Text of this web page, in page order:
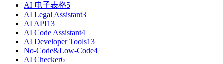
AI 电子表格5
AI Legal Assistant3
AI API13
AI Code Assistant4
AI Developer Tools13
No-Code&Low-Code4
AI Checker6